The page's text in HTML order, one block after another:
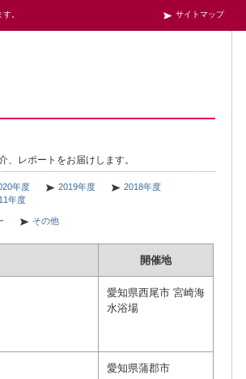
。 サイトマップ
レポートをお届けします。
年度 2019年度
2018年度
年度
その他
開催地
愛知県西尾市 宮崎海
水浴場
愛知県蒲郡市